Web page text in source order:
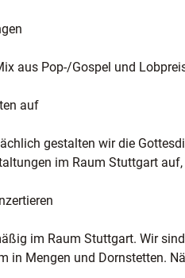
aus Pop-/Gospel und
auf
gestalten wir die
im Raum Stuttgart
im Raum Stuttgart. Wir
in Mengen und Dornstetten.